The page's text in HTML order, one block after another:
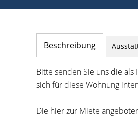
Beschreibung
Bitte senden Sie uns die als
sich für diese Wohnung
Die hier zur Miete